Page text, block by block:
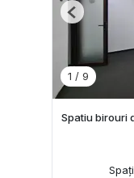
1 / 9
Previous
Spatiu birouri